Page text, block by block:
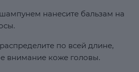
нанесите бальзам на
по всей длине,
внимание коже головы.